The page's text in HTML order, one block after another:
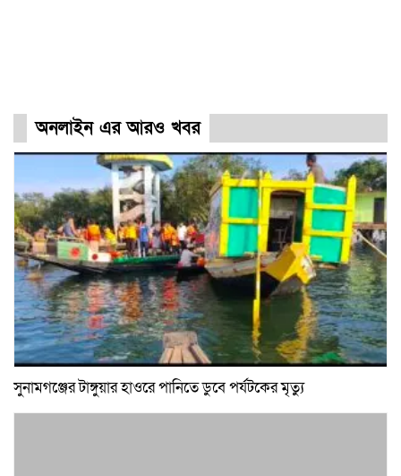
অনলাইন এর আরও খবর
সুনামগঞ্জের টাঙ্গুয়ার হাওরে পানিতে ডুবে পর্যটকের মৃত্যু